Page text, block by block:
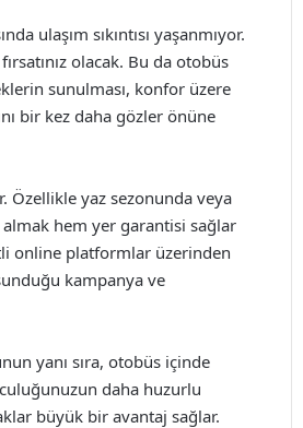
ulaşım sıkıntısı yaşanmıyor.
olacak. Bu da otobüs
sunulması, konfor üzere
bir kez daha gözler önüne
yaz sezonunda veya
hem yer garantisi sağlar
online platformlar üzerinden
kampanya ve
yanı sıra, otobüs içinde
daha huzurlu
büyük bir avantaj sağlar.